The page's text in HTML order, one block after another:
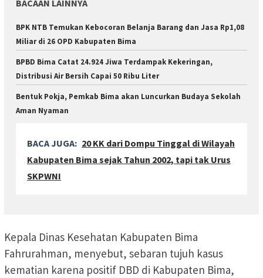
BACAAN LAINNYA
BPK NTB Temukan Kebocoran Belanja Barang dan Jasa Rp1,08
Miliar di 26 OPD Kabupaten Bima
BPBD Bima Catat 24.924 Jiwa Terdampak Kekeringan,
Distribusi Air Bersih Capai 50 Ribu Liter
Bentuk Pokja, Pemkab Bima akan Luncurkan Budaya Sekolah
Aman Nyaman
BACA JUGA: 20 KK dari Dompu Tinggal di Wilayah
Kabupaten Bima sejak Tahun 2002, tapi tak Urus
SKPWNI
Kepala Dinas Kesehatan Kabupaten Bima
Fahrurahman, menyebut, sebaran tujuh kasus
kematian karena positif DBD di Kabupaten Bima,